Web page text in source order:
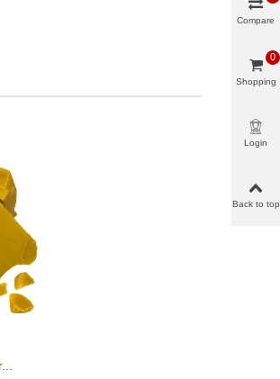
Compare
Shopping
0
Login
Back to top